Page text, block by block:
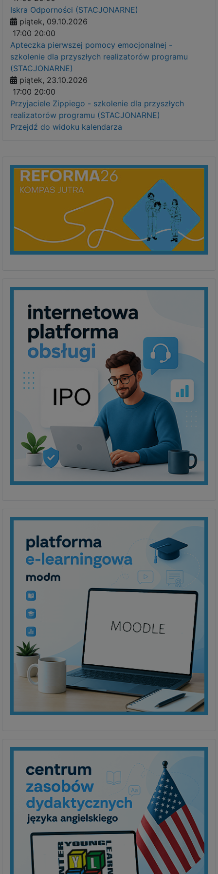
Iskra Odporności (STACJONARNE)
piątek, 09.10.2026
17:00 20:00
Apteczka pierwszej pomocy emocjonalnej -
szkolenie dla przyszłych realizatorów programu
(STACJONARNE)
piątek, 23.10.2026
17:00 20:00
Przyjaciele Zippiego - szkolenie dla przyszłych
realizatorów programu (STACJONARNE)
Przejdź do widoku kalendarza